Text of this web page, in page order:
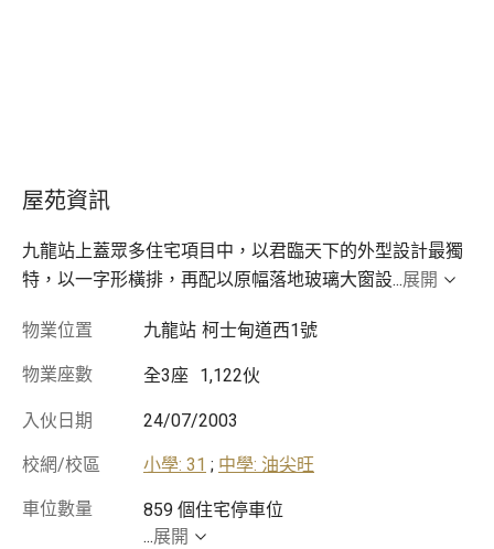
屋苑資訊
九龍站上蓋眾多住宅項目中，以君臨天下的外型設計最獨
特，以一字形橫排，再配以原幅落地玻璃大窗設...展開
物業位置 九龍站 柯士甸道西1號
物業座數 全3座 1,122伙
入伙日期 24/07/2003
校網/校區 小學: 31 ; 中學: 油尖旺
車位數量
...展開